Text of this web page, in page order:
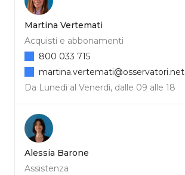
Martina Vertemati
Acquisti e abbonamenti
Da Lunedì al Venerdì, dalle 09 alle 18
800 033 715
martina.vertemati@osservatori.net
Alessia Barone
Assistenza